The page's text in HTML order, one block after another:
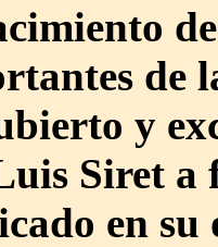
de
y
Siret a
en su